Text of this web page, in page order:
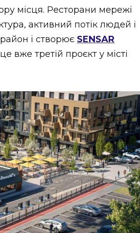
місця. Ресторани мережі
активний потік людей і
і створює SENSAR
вже третій проєкт у місті